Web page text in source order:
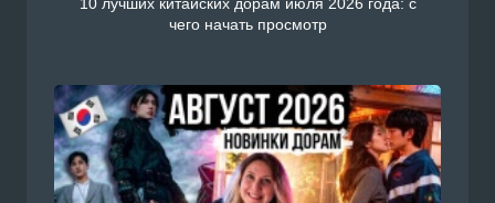
чего начать просмотр